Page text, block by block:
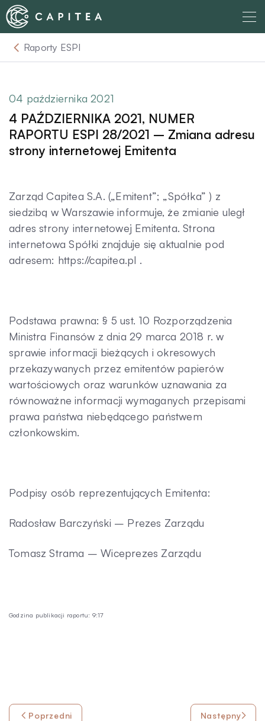
Skip
to
content
O nas
Dla Wierzyciela
Relacje Inwestorskie
Komunikaty
Aktualności
Raporty ESPI
04 października 2021
4 PAŹDZIERNIKA 2021, NUMER
RAPORTU ESPI 28/2021 – Zmiana adresu
strony internetowej Emitenta
Zarząd Capitea S.A. („Emitent”; „Spółka” ) z
siedzibą w Warszawie informuje, że zmianie uległ
adres strony internetowej Emitenta. Strona
internetowa Spółki znajduje się aktualnie pod
adresem: https://capitea.pl .
Podstawa prawna: § 5 ust. 10 Rozporządzenia
Ministra Finansów z dnia 29 marca 2018 r. w
sprawie informacji bieżących i okresowych
przekazywanych przez emitentów papierów
wartościowych oraz warunków uznawania za
równoważne informacji wymaganych przepisami
prawa państwa niebędącego państwem
członkowskim.
Podpisy osób reprezentujących Emitenta:
Radosław Barczyński – Prezes Zarządu
Tomasz Strama – Wiceprezes Zarządu
Godzina publikacji raportu: 9:17
Poprzedni Następny